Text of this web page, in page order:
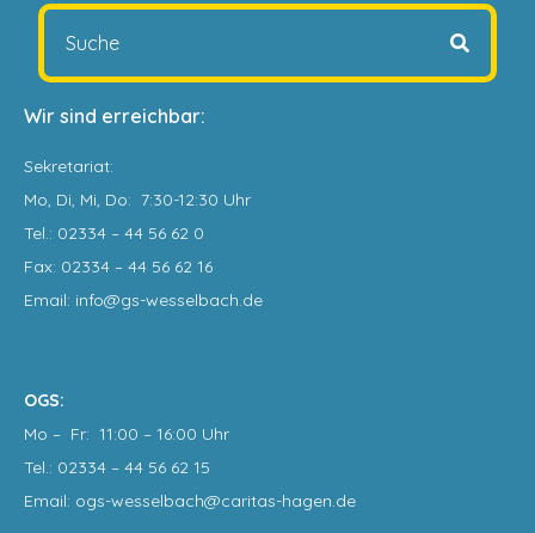
Wir sind erreichbar:
Sekretariat:
Mo, Di, Mi, Do: 7:30-12:30 Uhr
Tel.: 02334 – 44 56 62 0
Fax: 02334 – 44 56 62 16
Email: info@gs-wesselbach.de
OGS:
Mo – Fr: 11:00 – 16:00 Uhr
Tel.: 02334 – 44 56 62 15
Email: ogs-wesselbach@caritas-hagen.de